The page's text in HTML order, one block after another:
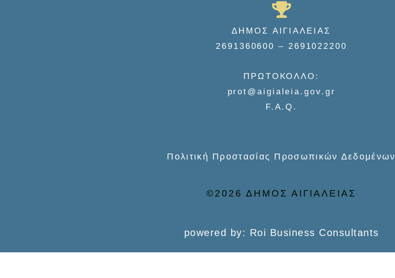
ΔΗΜΟΣ ΑΙΓΙΑΛΕΙΑΣ
2691360600 – 2691022200
ΠΡΩΤΟΚΟΛΛΟ:
prot@aigialeia.gov.gr
F.A.Q.
Πολιτική Προστασίας Προσωπικών Δεδομένων
©2026 ΔΗΜΟΣ ΑΙΓΙΑΛΕΙΑΣ
powered by: Roi Business Consultants